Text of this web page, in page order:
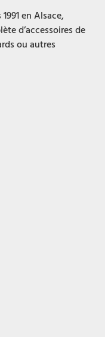
en Alsace,
d’accessoires de
ou autres